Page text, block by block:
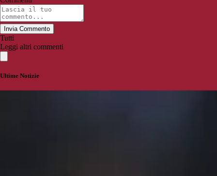
Invia Commento
Tutti
Leggi altri commenti
Ultime Notizie